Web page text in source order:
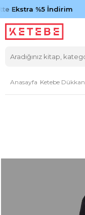
Ekstra %5 İndirim
Anasayfa Ketebe Dükkan